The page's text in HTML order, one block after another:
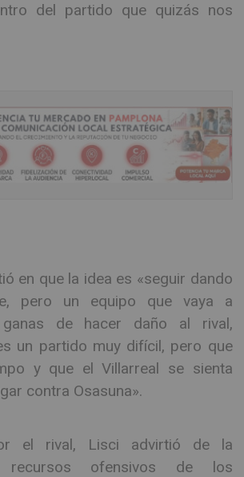
del partido que quizás nos
en que la idea es «seguir dando
pero un equipo que vaya a
de hacer daño al rival,
un partido muy difícil, pero que
y que el Villarreal se sienta
contra Osasuna».
el rival, Lisci advirtió de la
recursos ofensivos de los